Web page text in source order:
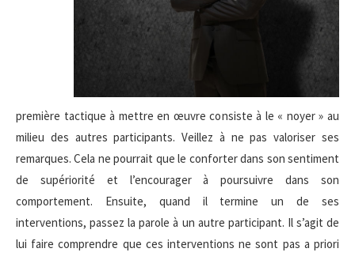
première tactique à mettre en œuvre consiste à le « noyer » au
milieu des autres participants. Veillez à ne pas valoriser ses
remarques. Cela ne pourrait que le conforter dans son sentiment
de supériorité et l’encourager à poursuivre dans son
comportement. Ensuite, quand il termine un de ses
interventions, passez la parole à un autre participant. Il s’agit de
lui faire comprendre que ces interventions ne sont pas a priori